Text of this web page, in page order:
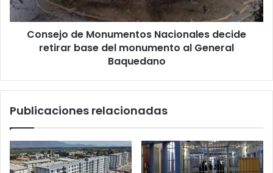
del
monumento
Consejo de Monumentos Nacionales decide
retirar base del monumento al General
Baquedano
Publicaciones relacionadas